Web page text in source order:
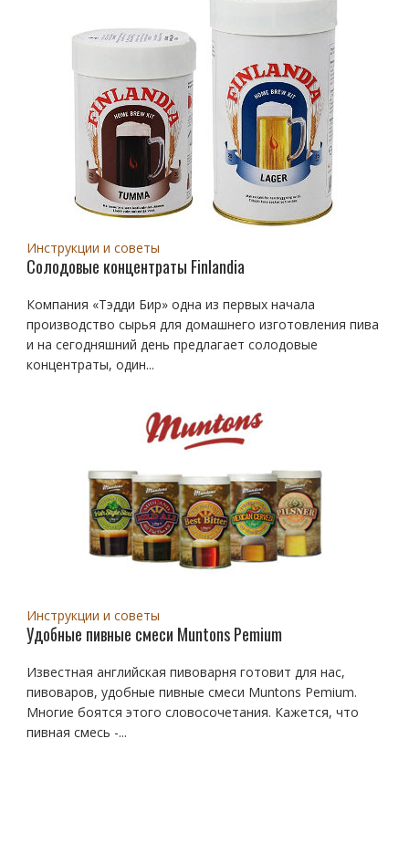
Инструкции и советы
Солодовые концентраты Finlandia
Компания «Тэдди Бир» одна из первых начала
производство сырья для домашнего изготовления пива
и на сегодняшний день предлагает солодовые
концентраты, один...
Инструкции и советы
Удобные пивные смеси Muntons Pemium
Известная английская пивоварня готовит для нас,
пивоваров, удобные пивные смеси Muntons Pemium.
Многие боятся этого словосочетания. Кажется, что
пивная смесь -...